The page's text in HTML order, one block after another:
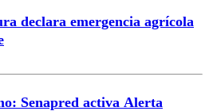
declara emergencia agrícola
Senapred activa Alerta